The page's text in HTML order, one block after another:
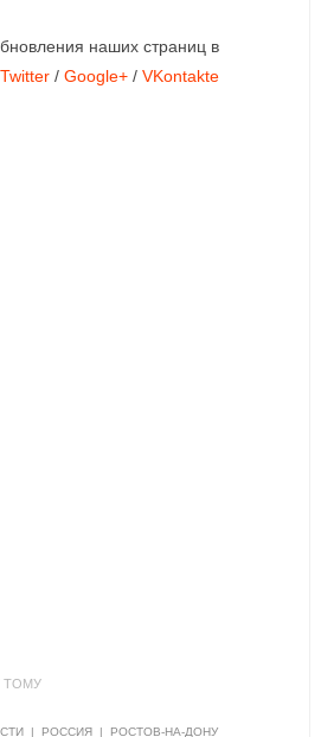
наших страниц в
Twitter/ Google+/ VKontakte
ТОМУ
| РОССИЯ | РОСТОВ-НА-ДОНУ